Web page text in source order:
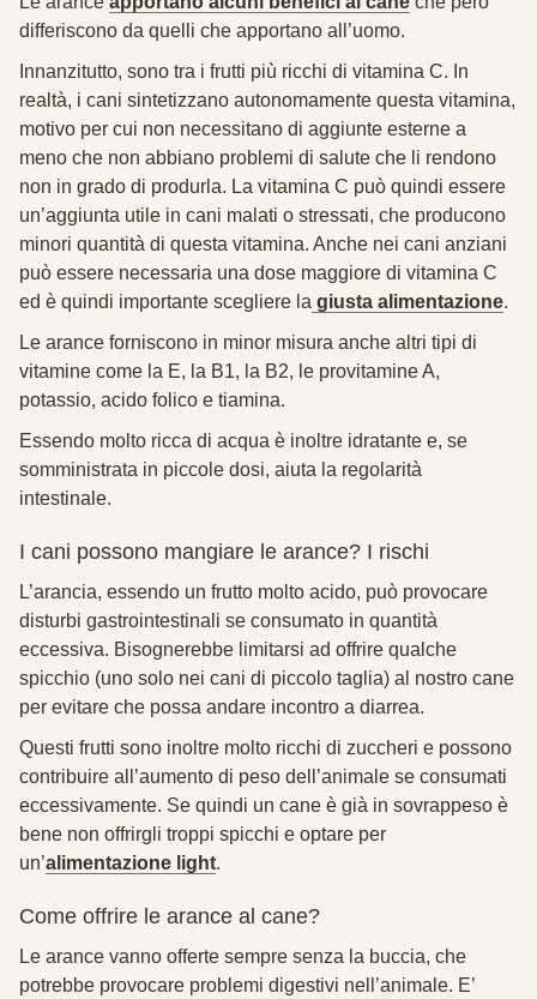
differiscono da quelli che apportano all’uomo.
Innanzitutto, sono tra i frutti più ricchi di vitamina C. In
realtà, i cani sintetizzano autonomamente questa vitamina,
motivo per cui non necessitano di aggiunte esterne a
meno che non abbiano problemi di salute che li rendono
non in grado di produrla. La vitamina C può quindi essere
un’aggiunta utile in cani malati o stressati, che producono
minori quantità di questa vitamina. Anche nei cani anziani
può essere necessaria una dose maggiore di vitamina C
ed è quindi importante scegliere la giusta alimentazione.
Le arance forniscono in minor misura anche altri tipi di
vitamine come la E, la B1, la B2, le provitamine A,
potassio, acido folico e tiamina.
Essendo molto ricca di acqua è inoltre idratante e, se
somministrata in piccole dosi, aiuta la regolarità
intestinale.
I cani possono mangiare le arance? I rischi
L’arancia, essendo un frutto molto acido, può provocare
disturbi gastrointestinali se consumato in quantità
eccessiva. Bisognerebbe limitarsi ad offrire qualche
spicchio (uno solo nei cani di piccolo taglia) al nostro cane
per evitare che possa andare incontro a diarrea.
Questi frutti sono inoltre molto ricchi di zuccheri e possono
contribuire all’aumento di peso dell’animale se consumati
eccessivamente. Se quindi un cane è già in sovrappeso è
bene non offrirgli troppi spicchi e optare per
un’alimentazione light.
Come offrire le arance al cane?
Le arance vanno offerte sempre senza la buccia, che
potrebbe provocare problemi digestivi nell’animale. E’